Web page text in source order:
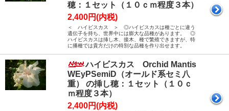
穂：１セット（１０ｃｍ程度３本）
2,400円(内税)
＜ ハイビスカス ＞ ◎ハイビスカスは種ごとに違う
遺伝子を持ち、世界中には膨大な品種があります。 ◎
ハイビスカスは挿し木、接木、種で繁殖できますが、特
に播種では貴方だけの特別な品種を作り出せます。
ハイビスカス Orchid Mantis
WEyPSemiD（オールド系セミ八
重） の挿し穂：１セット（１０ｃ
ｍ程度３本）
2,400円(内税)